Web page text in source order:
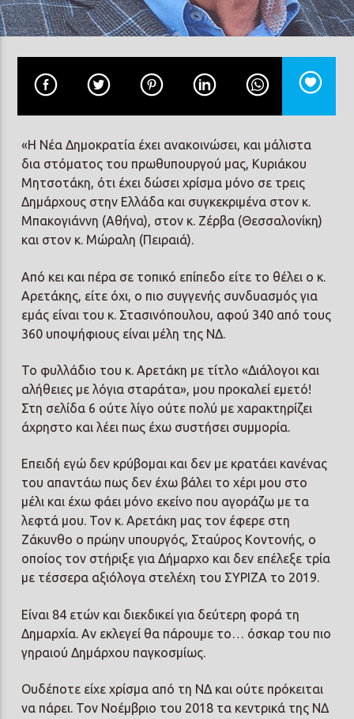
«Η Νέα Δημοκρατία έχει ανακοινώσει, και μάλιστα
δια στόματος του πρωθυπουργού μας, Κυριάκου
Μητσοτάκη, ότι έχει δώσει χρίσμα μόνο σε τρεις
Δημάρχους στην Ελλάδα και συγκεκριμένα στον κ.
Μπακογιάννη (Αθήνα), στον κ. Ζέρβα (Θεσσαλονίκη)
και στον κ. Μώραλη (Πειραιά).
Από κει και πέρα σε τοπικό επίπεδο είτε το θέλει ο κ.
Αρετάκης, είτε όχι, ο πιο συγγενής συνδυασμός για
εμάς είναι του κ. Στασινόπουλου, αφού 340 από τους
360 υποψήφιους είναι μέλη της ΝΔ.
Το φυλλάδιο του κ. Αρετάκη με τίτλο «Διάλογοι και
αλήθειες με λόγια σταράτα», μου προκαλεί εμετό!
Στη σελίδα 6 ούτε λίγο ούτε πολύ με χαρακτηρίζει
άχρηστο και λέει πως έχω συστήσει συμμορία.
Επειδή εγώ δεν κρύβομαι και δεν με κρατάει κανένας
του απαντάω πως δεν έχω βάλει το χέρι μου στο
μέλι και έχω φάει μόνο εκείνο που αγοράζω με τα
λεφτά μου. Τον κ. Αρετάκη μας τον έφερε στη
Ζάκυνθο ο πρώην υπουργός, Σταύρος Κοντονής, ο
οποίος τον στήριξε για Δήμαρχο και δεν επέλεξε τρία
με τέσσερα αξιόλογα στελέχη του ΣΥΡΙΖΑ το 2019.
Είναι 84 ετών και διεκδικεί για δεύτερη φορά τη
Δημαρχία. Αν εκλεγεί θα πάρουμε το… όσκαρ του πιο
γηραιού Δημάρχου παγκοσμίως.
Ουδέποτε είχε χρίσμα από τη ΝΔ και ούτε πρόκειται
να πάρει. Τον Νοέμβριο του 2018 τα κεντρικά της ΝΔ